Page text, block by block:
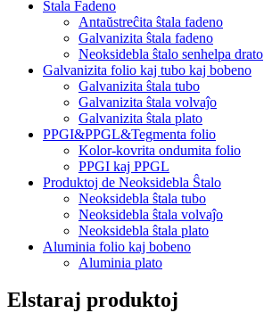
Ŝtala Fadeno
Antaŭstreĉita ŝtala fadeno
Galvanizita ŝtala fadeno
Neoksidebla ŝtalo senhelpa drato
Galvanizita folio kaj tubo kaj bobeno
Galvanizita ŝtala tubo
Galvanizita ŝtala volvaĵo
Galvanizita ŝtala plato
PPGI&PPGL&Tegmenta folio
Kolor-kovrita ondumita folio
PPGI kaj PPGL
Produktoj de Neoksidebla Ŝtalo
Neoksidebla ŝtala tubo
Neoksidebla ŝtala volvaĵo
Neoksidebla ŝtala plato
Aluminia folio kaj bobeno
Aluminia plato
Elstaraj produktoj